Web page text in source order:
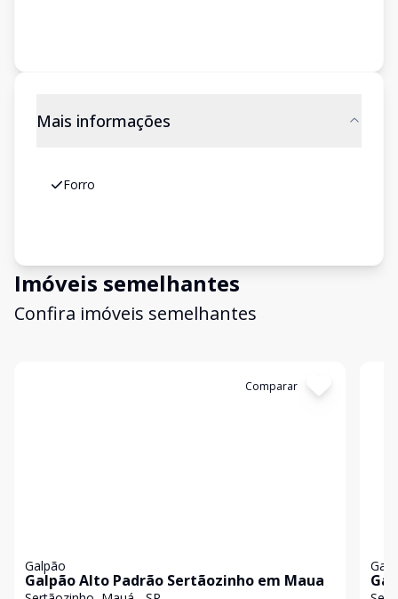
Mais informações
Forro
Imóveis semelhantes
Confira imóveis semelhantes
Comparar
Galpão
Galpão Alto Padrão Sertãozinho em Maua